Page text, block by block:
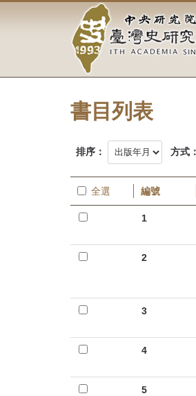
容
中
央
研
究
院-
臺
灣
史
研
究
首
頁
書目列表
排序： 方式：
全選 編號
1
2
3
4
5